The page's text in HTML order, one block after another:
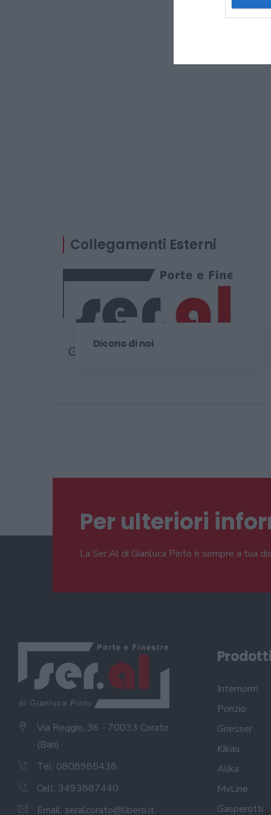
Collegamenti Esterni
Dicono di noi
Per ulteriori
La Ser.Al di Gianluca Pinto è sempre a tua
Via Reggio, 36 - 70033 Corato
(Bari)
Tel: 0808985438
Cell: 3493887440
Email: seralcorato@libero.it
Prodotti
Internorm
Ponzio
Griesser
Kikau
Alika
MvLine
Gasperotti